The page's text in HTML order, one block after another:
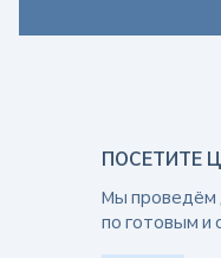
ПОСЕТИТЕ
Мы проведём
по готовым и